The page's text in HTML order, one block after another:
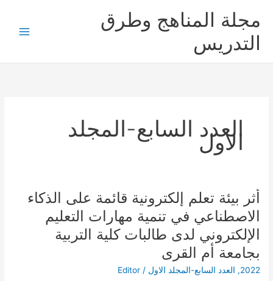
المحتوى
مجلة المناهج وطرق
التدريس
العدد السابع-المجلد
الاول
أثر بيئة تعلم إلكترونية قائمة على الذكاء
الاصطناعي في تنمية مهارات التعليم
الإلكتروني لدى طالبات كلية التربية
بجامعة أم القرى
2022
, العدد السابع-المجلد الاول /
Editor
أثر
بيئة
تعلم
إلكترونية
قائمة
على
الذكاء